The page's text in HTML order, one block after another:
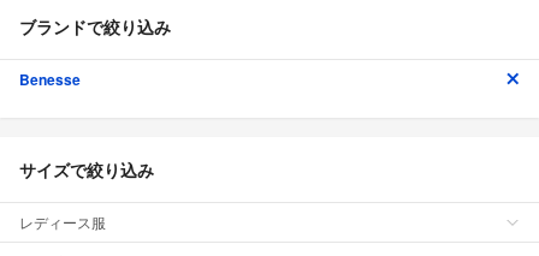
ブランドで絞り込み
Benesse
サイズで絞り込み
レディース服